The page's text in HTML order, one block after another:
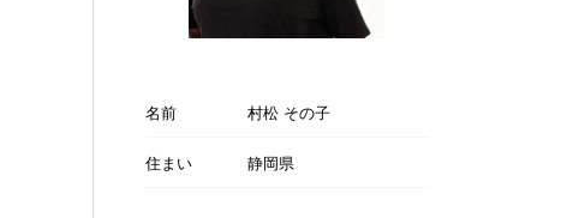
名前 村松 その子
住まい 静岡県